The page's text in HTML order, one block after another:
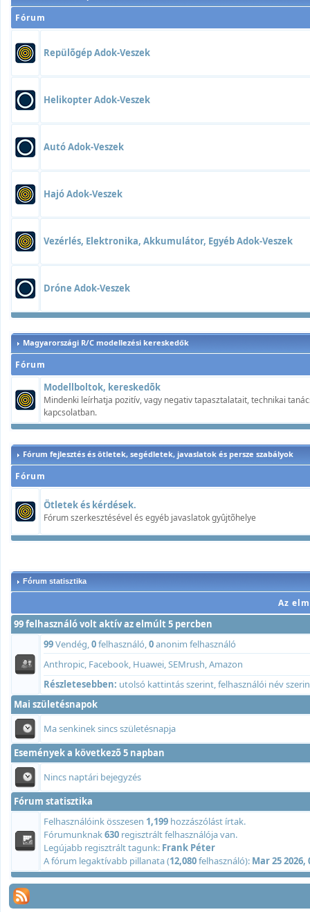
Fórum
Repülõgép Adok-Veszek
Helikopter Adok-Veszek
Autó Adok-Veszek
Hajó Adok-Veszek
Vezérlés, Elektronika, Akkumulátor, Egyéb Adok-Veszek
Dróne Adok-Veszek
Magyarországi R/C modellezési kereskedők
Fórum
Modellboltok, kereskedõk
Mindenki leírhatja pozitív, vagy negativ tapasztalatait, technikai
kapcsolatban.
Fórum fejlesztés és ötletek, segédletek, javaslatok és persze szabályok
Fórum
Ötletek és kérdések.
Fórum szerkesztésével és egyéb javaslatok gyûjtõhelye
Fórum statisztika
Az
99 felhasználó volt aktív az elmúlt 5 percben
99Vendég,0felhasználó,0anonim felhasználó
Anthropic, Facebook, Huawei, SEMrush, Amazon
Részletesebben: utolsó kattintás szerint,felhasználói név
Mai születésnapok
Ma senkinek sincs születésnapja
Események a következõ 5 napban
Nincs naptári bejegyzés
Fórum statisztika
Felhasználóink összesen 1,199 hozzászólást írtak.
Fórumunknak630 regisztrált felhasználója van.
Legújabb regisztrált tagunk: Frank Péter
A fórum legaktívabb pillanata (12,080felhasználó): Mar 25 2026,